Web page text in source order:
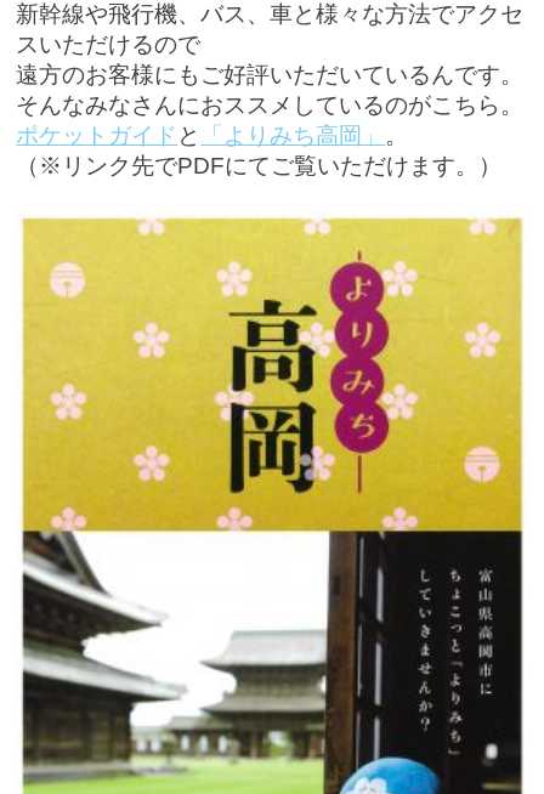
新幹線や飛行機、バス、車と様々な方法でアクセ
スいただけるので
遠方のお客様にもご好評いただいているんです。
そんなみなさんにおススメしているのがこちら。
ポケットガイド と 「よりみち高岡」 。
（※リンク先でPDFにてご覧いただけます。）